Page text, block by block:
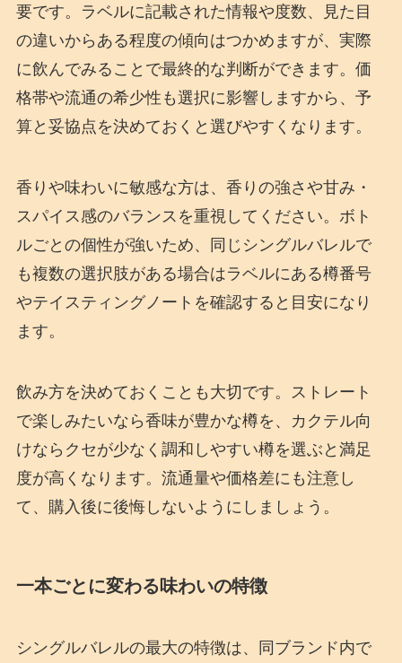
要です。ラベルに記載された情報や度数、見た目
の違いからある程度の傾向はつかめますが、実際
に飲んでみることで最終的な判断ができます。価
格帯や流通の希少性も選択に影響しますから、予
算と妥協点を決めておくと選びやすくなります。
香りや味わいに敏感な方は、香りの強さや甘み・
スパイス感のバランスを重視してください。ボト
ルごとの個性が強いため、同じシングルバレルで
も複数の選択肢がある場合はラベルにある樽番号
やテイスティングノートを確認すると目安になり
ます。
飲み方を決めておくことも大切です。ストレート
で楽しみたいなら香味が豊かな樽を、カクテル向
けならクセが少なく調和しやすい樽を選ぶと満足
度が高くなります。流通量や価格差にも注意し
て、購入後に後悔しないようにしましょう。
一本ごとに変わる味わいの特徴
シングルバレルの最大の特徴は、同ブランド内で